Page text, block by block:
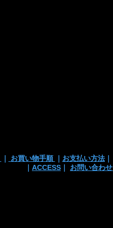
お買い物手順 お支払い方法｜
ACCESS お問い合わせ